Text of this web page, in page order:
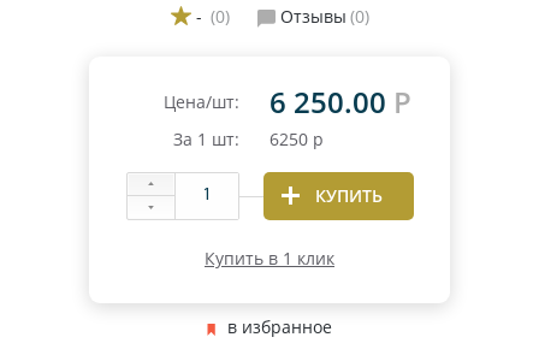
- (0) Отзывы (0)
Цена/шт: 6 250.00 Р
За 1 шт: 6250 р
КУПИТЬ
Купить в 1 клик
в избранное